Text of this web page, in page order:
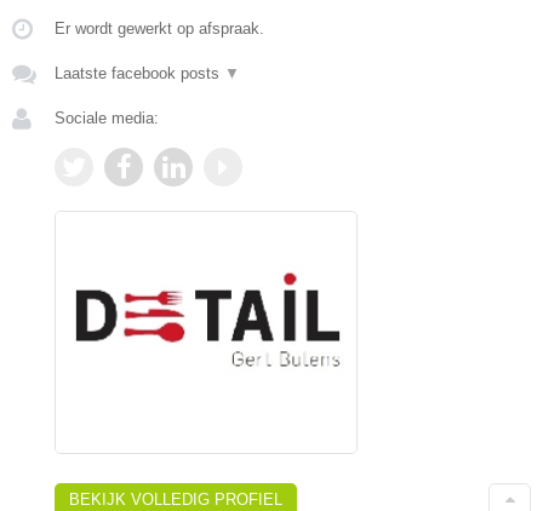
Er wordt gewerkt op afspraak.
Laatste facebook posts ▼
Sociale media:
BEKIJK VOLLEDIG PROFIEL